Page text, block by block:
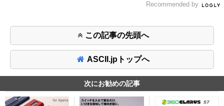
Recommended by
この記事の先頭へ
ASCII.jpトップへ
次にお勧めの記事